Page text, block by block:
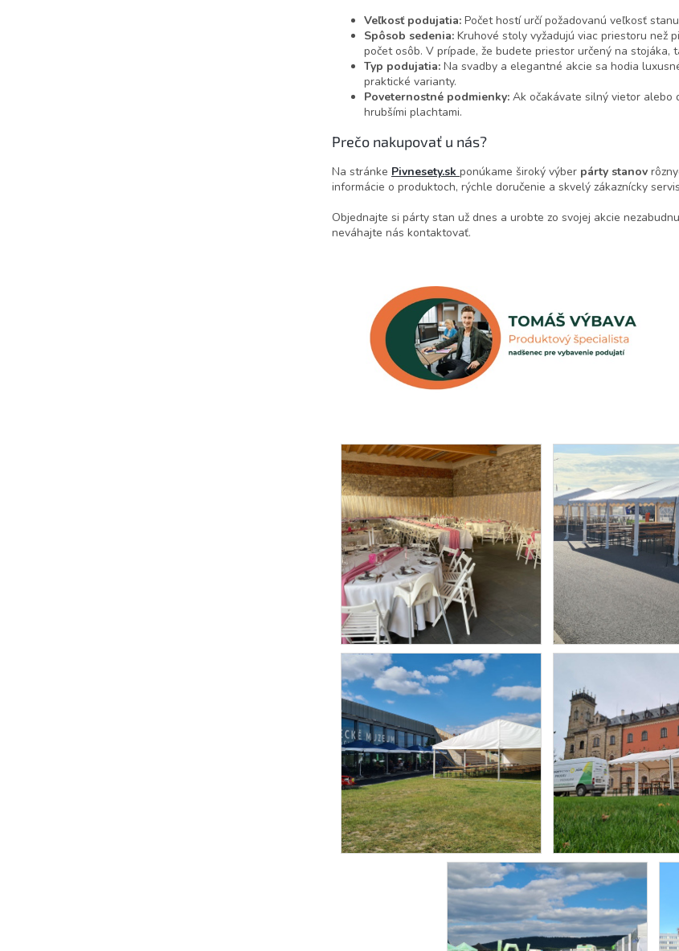
Veľkosť podujatia: Počet hostí určí požadovanú veľkosť
Spôsob sedenia: Kruhové stoly vyžadujú viac priestoru než
počet osôb. V prípade, že budete priestor určený na stojáka,
Typ podujatia: Na svadby a elegantné akcie sa hodia
praktické varianty.
Poveternostné podmienky: Ak očakávate silný vietor alebo
hrubšími plachtami.
Prečo nakupovať u nás?
Na stránke Pivnesety.sk ponúkame široký výber párty stanov
informácie o produktoch, rýchle doručenie a skvelý zákaznícky
Objednajte si párty stan už dnes a urobte zo svojej akcie
neváhajte nás kontaktovať.